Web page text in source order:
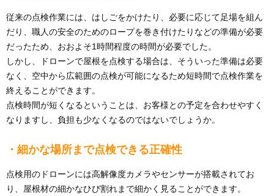
従来の点検作業には、はしごをかけたり、必要に応じて足場を組ん
だり、職人の安全のためのロープを巻き付けたりなどの準備が必要
だったため、おおよそ1時間程度の時間が必要でした。
しかし、ドローンで屋根を点検する場合は、そういった準備は必要
なく、空中から広範囲の点検が可能になるため短時間で点検作業を
終えることができます。
点検時間が短くなるということは、お客様との予定を合わせやすく
なりますし、負担も少なくなるのではないでしょうか。
・細かな場所まで点検できる正確性
点検用のドローンには高解像度カメラやセンサーが搭載されてお
り、屋根材の細かなひび割れまで細かく見ることができます。